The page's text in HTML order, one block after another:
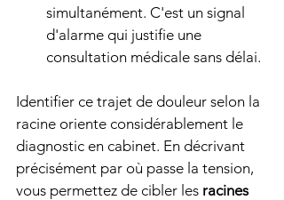
simultanément. C'est un signal
d'alarme qui justifie une
consultation médicale sans délai.
Identifier ce trajet de douleur selon la
racine oriente considérablement le
diagnostic en cabinet. En décrivant
précisément par où passe la tension,
vous permettez de cibler les racines